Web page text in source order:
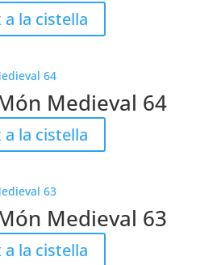
a la cistella
Medieval 64
a la cistella
Medieval 63
a la cistella